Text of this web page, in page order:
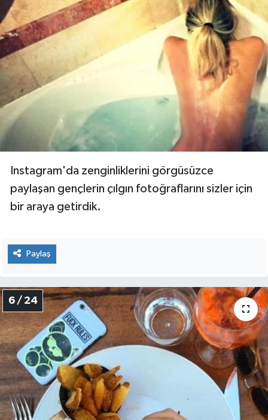
Instagram'da zenginliklerini görgüsüzce
paylaşan gençlerin çılgın fotoğraflarını sizler için
bir araya getirdik.
Paylaş
6 / 24